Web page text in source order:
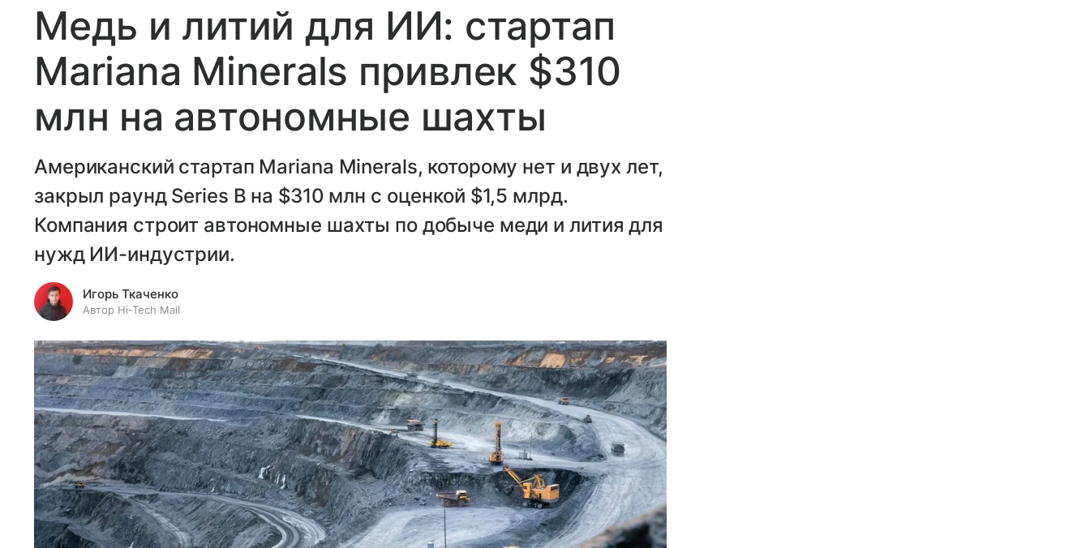
Медь и литий для ИИ: стартап
Mariana Minerals привлек $310
млн на автономные шахты
Американский стартап Mariana Minerals, которому нет и двух лет,
закрыл раунд Series B на $310 млн с оценкой $1,5 млрд.
Компания строит автономные шахты по добыче меди и лития для
нужд ИИ-индустрии.
Игорь Ткаченко
Автор Hi-Tech Mail